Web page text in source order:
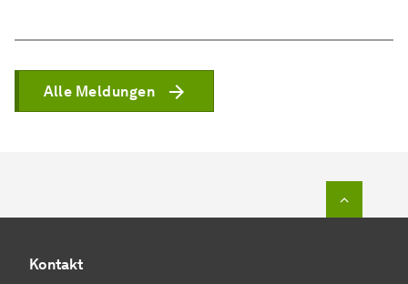
Alle Meldungen
Kontakt